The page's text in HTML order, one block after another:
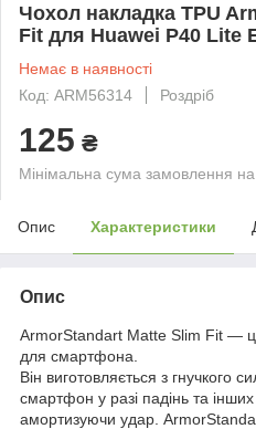
Чохол накладка TPU
Fit для Huawei P40 Lite
Немає в наявності
Код: ARM56314
Роздріб
125 ₴
Мінімальна сума замовлення
Опис Характеристики
Опис
ArmorStandart Matte Slim Fit —
для смартфона.
Він виготовляється з гнучкого
смартфон у разі падінь та
амортизуючи удар.